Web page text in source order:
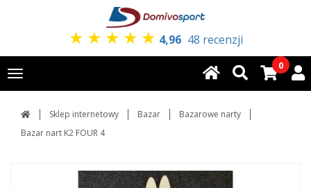
★ ★ ★ ★ ★ 4,96 48 recenzji
Toggle
navigation
0
Sklep internetowy Bazar
Bazarowe narty
Bazar nart K2 FOUR 4